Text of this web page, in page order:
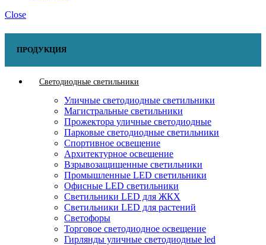
Close
ПРОДУКЦИЯ
Светодиодные светильники
Уличные светодиодные светильники
Магистральные светильники
Прожектора уличные светодиодные
Парковые светодиодные светильники
Спортивное освещение
Архитектурное освещение
Взрывозащищенные светильники
Промышленные LED светильники
Офисные LED светильники
Cветильники LED для ЖКХ
Светильники LED для растений
Светофоры
Торговое светодиодное освещение
Гирлянды уличные светодиодные led